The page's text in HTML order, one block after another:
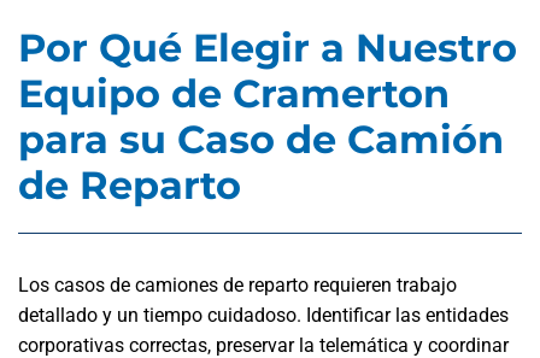
Por Qué Elegir a Nuestro
Equipo de Cramerton
para su Caso de Camión
de Reparto
Los casos de camiones de reparto requieren trabajo
detallado y un tiempo cuidadoso. Identificar las entidades
corporativas correctas, preservar la telemática y coordinar